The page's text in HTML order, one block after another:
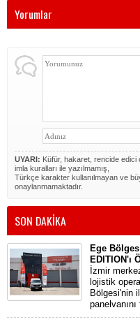
Yorumlar
UYARI: Küfür, hakaret, rencide edici
imla kuralları ile yazılmamış,
Türkçe karakter kullanılmayan ve
onaylanmamaktadır.
SON DAKİKA
Ege
EDITION'ı
İzmir
lojistik
Bölgesi'nin